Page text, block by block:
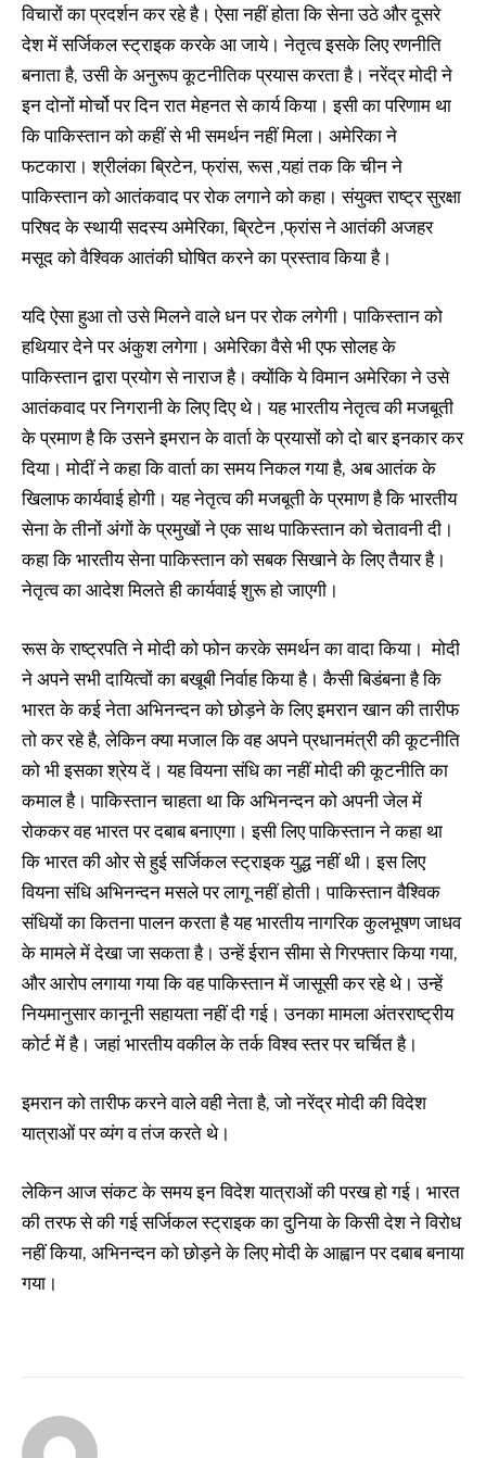
विचारों का प्रदर्शन कर रहे है। ऐसा नहीं होता कि सेना उठे और दूसरे
देश में सर्जिकल स्ट्राइक करके आ जाये। नेतृत्व इसके लिए रणनीति
बनाता है, उसी के अनुरूप कूटनीतिक प्रयास करता है। नरेंद्र मोदी ने
इन दोनों मोर्चो पर दिन रात मेहनत से कार्य किया। इसी का परिणाम था
कि पाकिस्तान को कहीं से भी समर्थन नहीं मिला। अमेरिका ने
फटकारा। श्रीलंका ब्रिटेन, फ्रांस, रूस ,यहां तक कि चीन ने
पाकिस्तान को आतंकवाद पर रोक लगाने को कहा। संयुक्त राष्ट्र सुरक्षा
परिषद के स्थायी सदस्य अमेरिका, ब्रिटेन ,फ्रांस ने आतंकी अजहर
मसूद को वैश्विक आतंकी घोषित करने का प्रस्ताव किया है।
यदि ऐसा हुआ तो उसे मिलने वाले धन पर रोक लगेगी। पाकिस्तान को
हथियार देने पर अंकुश लगेगा। अमेरिका वैसे भी एफ सोलह के
पाकिस्तान द्वारा प्रयोग से नाराज है। क्योंकि ये विमान अमेरिका ने उसे
आतंकवाद पर निगरानी के लिए दिए थे। यह भारतीय नेतृत्व की मजबूती
के प्रमाण है कि उसने इमरान के वार्ता के प्रयासों को दो बार इनकार कर
दिया। मोदीं ने कहा कि वार्ता का समय निकल गया है, अब आतंक के
खिलाफ कार्यवाई होगी। यह नेतृत्व की मजबूती के प्रमाण है कि भारतीय
सेना के तीनों अंगों के प्रमुखों ने एक साथ पाकिस्तान को चेतावनी दी।
कहा कि भारतीय सेना पाकिस्तान को सबक सिखाने के लिए तैयार है।
नेतृत्व का आदेश मिलते ही कार्यवाई शुरू हो जाएगी।
रूस के राष्ट्रपति ने मोदी को फोन करके समर्थन का वादा किया। मोदी
ने अपने सभी दायित्वों का बखूबी निर्वाह किया है। कैसी बिडंबना है कि
भारत के कई नेता अभिनन्दन को छोड़ने के लिए इमरान खान की तारीफ
तो कर रहे है, लेकिन क्या मजाल कि वह अपने प्रधानमंत्री की कूटनीति
को भी इसका श्रेय दें। यह वियना संधि का नहीं मोदी की कूटनीति का
कमाल है। पाकिस्तान चाहता था कि अभिनन्दन को अपनी जेल में
रोककर वह भारत पर दबाब बनाएगा। इसी लिए पाकिस्तान ने कहा था
कि भारत की ओर से हुई सर्जिकल स्ट्राइक युद्ध नहीं थी। इस लिए
वियना संधि अभिनन्दन मसले पर लागू नहीं होती। पाकिस्तान वैश्विक
संधियों का कितना पालन करता है यह भारतीय नागरिक कुलभूषण जाधव
के मामले में देखा जा सकता है। उन्हें ईरान सीमा से गिरफ्तार किया गया,
और आरोप लगाया गया कि वह पाकिस्तान में जासूसी कर रहे थे। उन्हें
नियमानुसार कानूनी सहायता नहीं दी गई। उनका मामला अंतरराष्ट्रीय
कोर्ट में है। जहां भारतीय वकील के तर्क विश्व स्तर पर चर्चित है।
इमरान को तारीफ करने वाले वही नेता है, जो नरेंद्र मोदी की विदेश
यात्राओं पर व्यंग व तंज करते थे।
लेकिन आज संकट के समय इन विदेश यात्राओं की परख हो गई। भारत
की तरफ से की गई सर्जिकल स्ट्राइक का दुनिया के किसी देश ने विरोध
नहीं किया, अभिनन्दन को छोड़ने के लिए मोदी के आह्वान पर दबाब बनाया
गया।